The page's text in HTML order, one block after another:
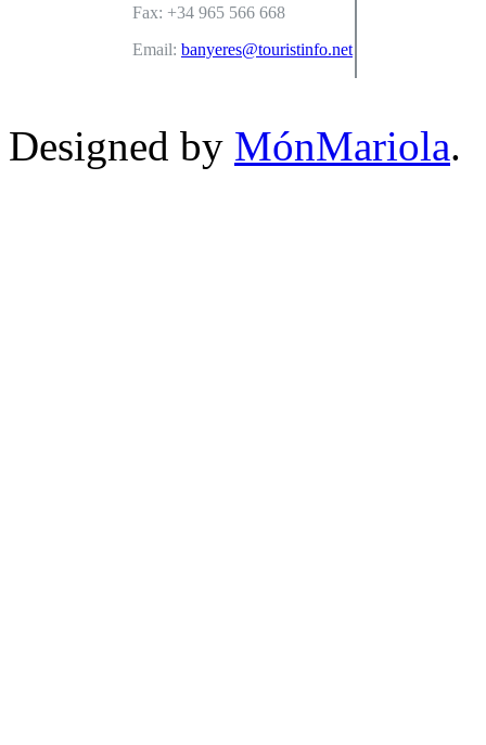
Fax: +34 965 566 668
Email: banyeres@touristinfo.net
Designed by MónMariola.